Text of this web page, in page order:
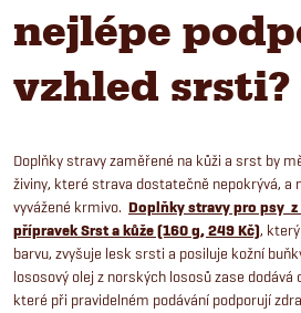
nejlépe
vzhled srsti?
Doplňky stravy zaměřené na kůži a srst by
živiny, které strava dostatečně nepokrývá, a
vyvážené krmivo. Doplňky stravy pro psy
přípravek Srst a kůže (160 g, 249 Kč),
barvu, zvyšuje lesk srsti a posiluje kožní
lososový olej z norských lososů zase
které při pravidelném podávání podporují